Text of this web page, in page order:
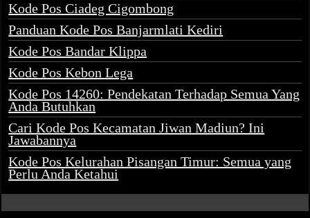
Kode Pos Ciadeg Cigombong
Panduan Kode Pos Banjarmlati Kediri
Kode Pos Bandar Klippa
Kode Pos Kebon Lega
Kode Pos 14260: Pendekatan Terhadap Semua Yang
Anda Butuhkan
Cari Kode Pos Kecamatan Jiwan Madiun? Ini
Jawabannya
Kode Pos Kelurahan Pisangan Timur: Semua yang
Perlu Anda Ketahui